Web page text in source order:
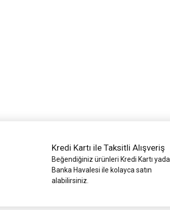
Kredi Kartı ile Taksitli Alışveriş
Beğendiğiniz ürünleri Kredi Kartı yada
Banka Havalesi ile kolayca satın
alabilirsiniz.